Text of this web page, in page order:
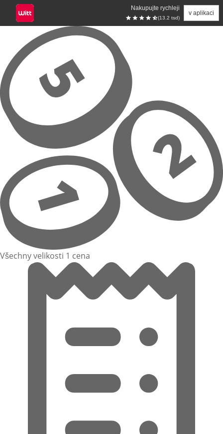
Nakupujte rychleji
(13.2 tsd)
v aplikaci
Přeskočit na hlavní obsah
Všechny velikosti 1 cena